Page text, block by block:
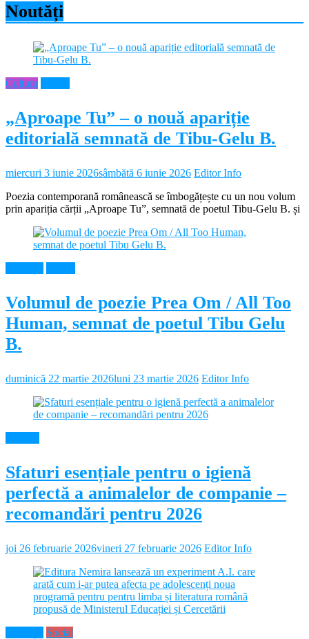
Noutăți
Cultura
„Aproape Tu” – o nouă apariție
editorială semnată de Tibu-Gelu B.
miercuri 3 iunie 2026sâmbătă 6 iunie 2026 Editor Info
Poezia contemporană românească se îmbogățește cu un nou volum
prin apariția cărții „Aproape Tu”, semnată de poetul Tibu-Gelu B. și
Volumul de poezie Prea Om / All Too
Human, semnat de poetul Tibu Gelu
B.
duminică 22 martie 2026luni 23 martie 2026 Editor Info
Sfaturi esențiale pentru o igienă
perfectă a animalelor de companie –
recomandări pentru 2026
joi 26 februarie 2026vineri 27 februarie 2026 Editor Info
Social